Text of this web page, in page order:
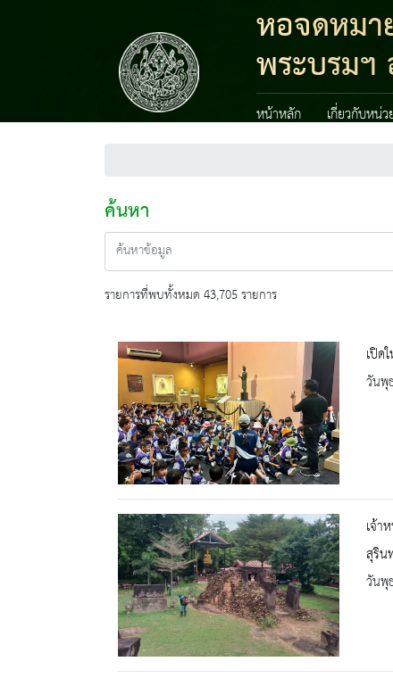
หอจดหมา
พระบรมฯ
หน้าหลัก เกี่ยวกับหน่
ค้นหา
รายการที่พบทั้งหมด 43,705 รายการ
เปิด
วันพุ
เจ้า
สุริน
วันพุ